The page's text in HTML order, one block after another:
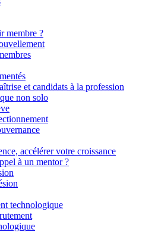
membre ?
et candidats à la profession
non solo
accélérer votre croissance
à un mentor ?
technologique